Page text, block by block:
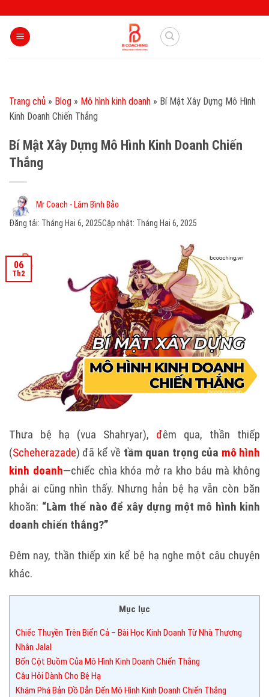
content
Trang chủ » Blog » Mô hình kinh doanh » Bí Mật Xây Dựng Mô Hình
Kinh Doanh Chiến Thắng
Bí Mật Xây Dựng Mô Hình Kinh Doanh Chiến
Thắng
Mr Coach - Lâm Bình Bảo
Đăng tải: Tháng Hai 6, 2025Cập nhật: Tháng Hai 6, 2025
06
Th2
Thưa bệ hạ (vua Shahryar), đêm qua, thần thiếp
(Scheherazade) đã kể về tầm quan trọng của mô hình
kinh doanh—chiếc chìa khóa mở ra kho báu mà không
phải ai cũng nhìn thấy. Nhưng hẳn bệ hạ vẫn còn băn
khoăn: “Làm thế nào để xây dựng một mô hình kinh
doanh chiến thắng?”
Đêm nay, thần thiếp xin kể bệ hạ nghe một câu chuyện
khác.
Mục lục
Chiếc Thuyền Trên Biển Cả – Bài Học Kinh Doanh Từ Nhà Thương
Nhân Jalal
Bốn Cột Buồm Của Mô Hình Kinh Doanh Chiến Thắng
Câu Hỏi Dành Cho Bệ Hạ
Khám Phá Bản Đồ Dẫn Đến Mô Hình Kinh Doanh Chiến Thắng